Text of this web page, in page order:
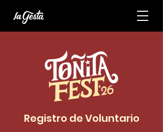
Registro de Voluntario